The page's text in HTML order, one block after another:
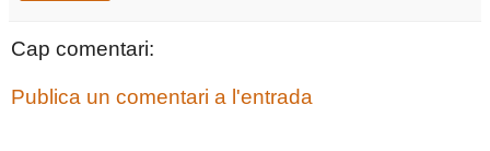
Cap comentari:
Publica un comentari a l'entrada